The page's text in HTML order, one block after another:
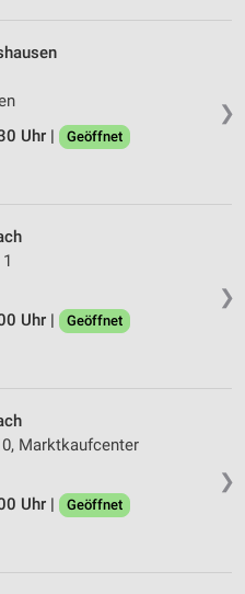
❯
Uhr |
Geöffnet
❯
Uhr |
Geöffnet
❯
Marktkaufcenter
Uhr |
Geöffnet